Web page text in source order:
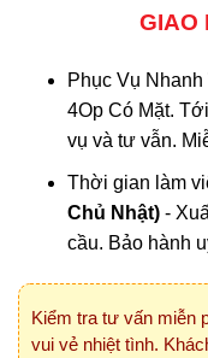
GIAO
Phục Vụ Nhanh
4Op Có Mặt.
vụ và tư vẫn.
Thời gian làm
Chủ Nhật)-
cầu. Bảo hành
Kiểm tra tư vấn miễn
vui vẻ nhiệt tình.